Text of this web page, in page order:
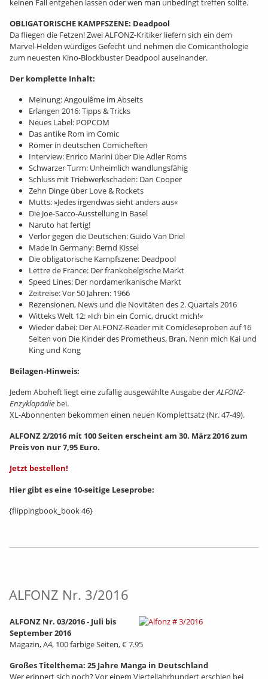
keinen Fall entgehen lassen oder wen man unbedingt treffen sollte.
OBLIGATORISCHE KAMPFSZENE: Deadpool
Da fliegen die Fetzen! Zwei ALFONZ-Kritiker liefern sich ein dem
Marvel-Helden würdiges Gefecht und nehmen die Comicanthologie
zum neuesten Kino-Blockbuster Deadpool auseinander.
Der komplette Inhalt:
Meinung: Angoulême im Abseits
Erlangen 2016: Tipps & Tricks
Neues Label: POPCOM
Das antike Rom im Comic
Römer in deutschen Comicheften
Interview: Enrico Marini über Die Adler Roms
Schwarzer Turm: Unheimlich wandlungsfähig
Schluss mit Triebwerkschaden: Dan Cooper
Zehn Dinge über Love & Rockets
Mutts: »Jedes irgendwas sieht anders aus«
Die Joe-Sacco-Ausstellung in Basel
Naruto hat fertig!
Verlor gegen die Deutschen: Guido Van Driel
Made in Germany: Bernd Kissel
Die obligatorische Kampfszene: Deadpool
Lettre de France: Der frankobelgische Markt
Speed Lines: Der nordamerikanische Markt
Zeitreise: Vor 50 Jahren: 1966
Rezensionen, News und die Novitäten des 2. Quartals 2016
Witteks Welt 12: »Ich bin ein Comic, druckt mich!«
Wieder dabei: Der ALFONZ-Reader mit Comicleseproben auf 16
Seiten von Die Kinder des Prometheus, Bran, Nenn mich Kai und
King und Kong
Beilagen-Hinweis:
Jedem Aboheft liegt eine zufällig ausgewählte Ausgabe derALFONZ-
Enzyklopädie bei.
XL-Abonnenten bekommen einen neuen Komplettsatz (Nr. 47-49).
ALFONZ 2/2016 mit 100 Seiten erscheint am 30. März 2016 zum
Preis von nur 7,95 Euro.
Jetzt bestellen!
Hier gibt es eine 10-seitige Leseprobe:
{flippingbook_book 46}
ALFONZ Nr. 3/2016
ALFONZ Nr. 03/2016 - Juli bis
September 2016
Magazin, A4, 100 farbige Seiten, € 7.95
Großes Titelthema: 25 Jahre Manga in Deutschland
Wer erinnert sich noch? Vor einem Vierteljahrhundert erschien bei